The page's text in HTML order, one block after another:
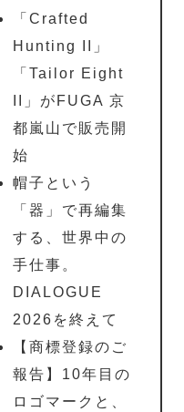
「Crafted
Hunting II」
「Tailor Eight
II」がFUGA 京
都嵐山で販売開
始
帽子という
「器」で再編集
する、世界中の
手仕事。
DIALOGUE
2026を終えて
【商標登録のご
報告】10年目の
ロゴマークと、